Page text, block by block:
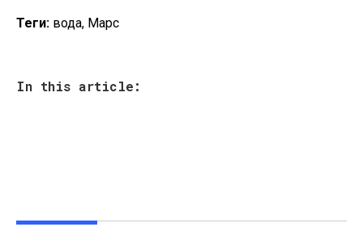
Теги: вода, Марс
In this article: